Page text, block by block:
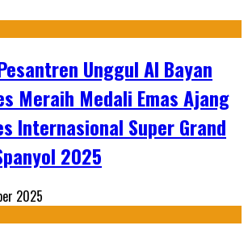
Unggul Al Bayan
Meraih Medali Emas Ajang
Internasional Super Grand
2025
2025